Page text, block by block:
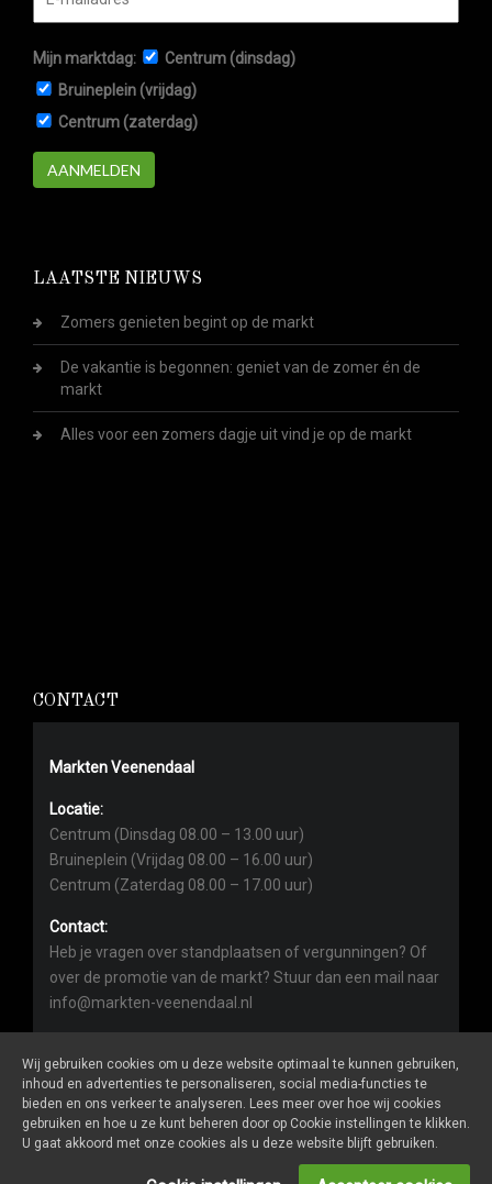
Mijn marktdag:
Centrum (dinsdag)
Bruineplein (vrijdag)
Centrum (zaterdag)
AANMELDEN
LAATSTE NIEUWS
Zomers genieten begint op de markt
De vakantie is begonnen: geniet van de zomer én de
markt
Alles voor een zomers dagje uit vind je op de markt
CONTACT
Markten Veenendaal
Locatie:
Centrum (Dinsdag 08.00 – 13.00 uur)
Bruineplein (Vrijdag 08.00 – 16.00 uur)
Centrum (Zaterdag 08.00 – 17.00 uur)
Contact:
Heb je vragen over standplaatsen of vergunningen? Of
over de promotie van de markt? Stuur dan een mail naar
info@markten-veenendaal.nl
Markten-veenendaal.nlis een website vanDe Markt Online
ALGEMENE VOORWAARDEN
Wij gebruiken cookies om u deze website optimaal te kunnen gebruiken,
inhoud en advertenties te personaliseren, social media-functies te
bieden en ons verkeer te analyseren. Lees meer over hoe wij cookies
gebruiken en hoe u ze kunt beheren door op Cookie instellingen te klikken.
U gaat akkoord met onze cookies als u deze website blijft gebruiken.